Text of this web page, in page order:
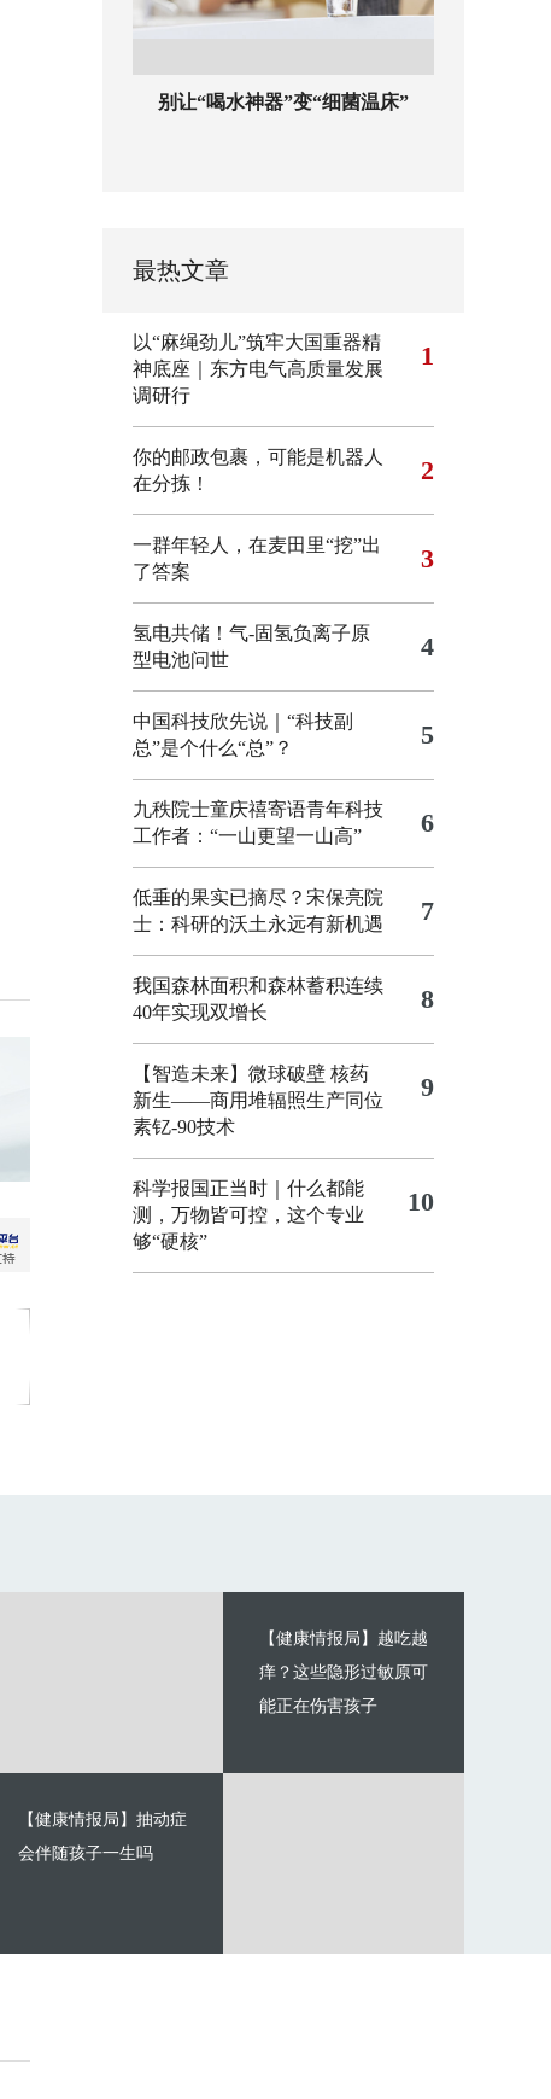
别让“喝水神器”变“细菌温床”
最热文章
以“麻绳劲儿”筑牢大国重器精
神底座｜东方电气高质量发展
调研行
1
你的邮政包裹，可能是机器人
在分拣！
2
一群年轻人，在麦田里“挖”出
了答案
3
氢电共储！气-固氢负离子原
型电池问世
4
中国科技欣先说｜“科技副
总”是个什么“总”？
5
九秩院士童庆禧寄语青年科技
工作者：“一山更望一山高”
6
低垂的果实已摘尽？宋保亮院
士：科研的沃土永远有新机遇
7
我国森林面积和森林蓄积连续
40年实现双增长
8
【智造未来】微球破壁 核药
新生——商用堆辐照生产同位
素钇-90技术
9
科学报国正当时｜什么都能
测，万物皆可控，这个专业
够“硬核”
10
【健康情报局】越吃越
痒？这些隐形过敏原可
能正在伤害孩子
【健康情报局】抽动症
会伴随孩子一生吗